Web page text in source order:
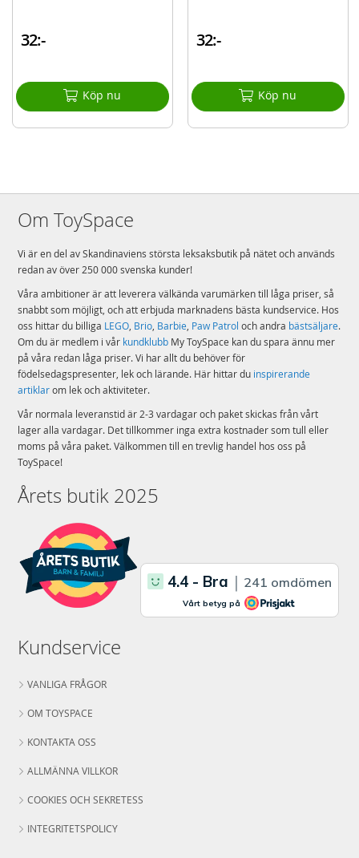
32:-
Köp nu
32:-
Köp nu
Om ToySpace
Vi är en del av Skandinaviens största leksaksbutik på nätet och används
redan av över 250 000 svenska kunder!
Våra ambitioner är att leverera välkända varumärken till låga priser, så
snabbt som möjligt, och att erbjuda marknadens bästa kundservice. Hos
oss hittar du billiga LEGO, Brio, Barbie, Paw Patrol och andra bästsäljare.
Om du är medlem i vår kundklubb My ToySpace kan du spara ännu mer
på våra redan låga priser. Vi har allt du behöver för
födelsedagspresenter, lek och lärande. Här hittar du inspirerande
artiklarom lek och aktiviteter.
Vår normala leveranstid är 2-3 vardagar och paket skickas från vårt
lager alla vardagar. Det tillkommer inga extra kostnader som tull eller
moms på våra paket. Välkommen till en trevlig handel hos oss på
ToySpace!
Årets butik 2025
Kundservice
VANLIGA FRÅGOR
OM TOYSPACE
KONTAKTA OSS
ALLMÄNNA VILLKOR
COOKIES OCH SEKRETESS
INTEGRITETSPOLICY